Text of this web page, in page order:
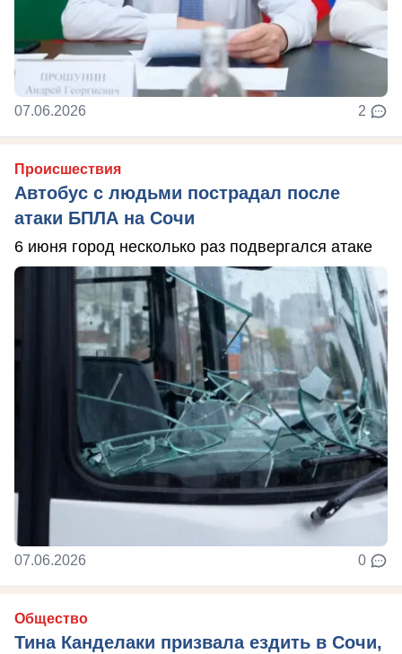
07.06.2026 2
Происшествия
Автобус с людьми пострадал после
атаки БПЛА на Сочи
6 июня город несколько раз подвергался атаке
07.06.2026 0
Общество
Тина Канделаки призвала ездить в Сочи,